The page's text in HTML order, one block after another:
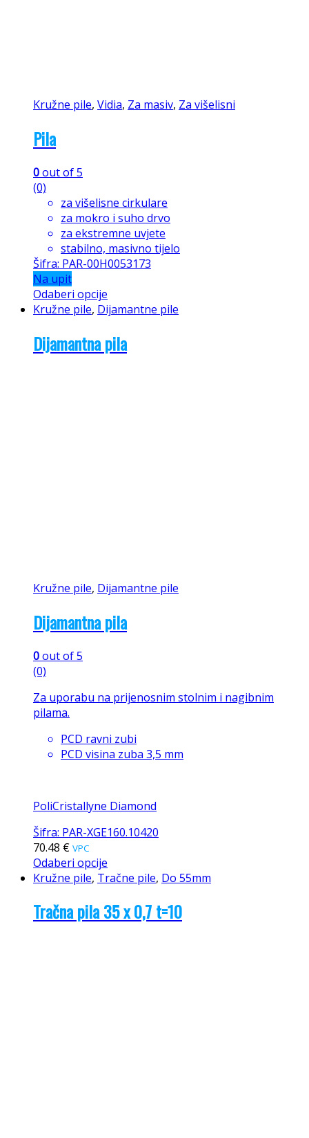
Kružne pile, Vidia, Za masiv, Za višelisni
Pila
0out of 5
(0)
za višelisne cirkulare
za mokro i suho drvo
za ekstremne uvjete
stabilno, masivno tijelo
Šifra: PAR-00H0053173
Na upit
Odaberi opcije
Kružne pile, Dijamantne pile
Dijamantna pila
Kružne pile, Dijamantne pile
Dijamantna pila
0out of 5
(0)
Za uporabu na prijenosnim stolnim i nagibnim
pilama.
PCD ravni zubi
PCD visina zuba 3,5 mm
PoliCristallyne Diamond
Šifra: PAR-XGE160.10420
70.48 € VPC
Odaberi opcije
Kružne pile, Tračne pile, Do 55mm
Tračna pila 35 x 0,7 t=10